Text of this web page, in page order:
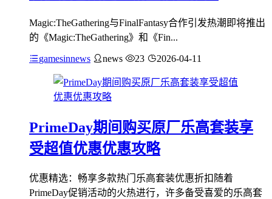
Magic:TheGathering与FinalFantasy合作引发热潮即将推出
的《Magic:TheGathering》和《Fin...
gamesinnews news 23 2026-04-11
PrimeDay期间购买原厂乐高套装享
受超值优惠优惠攻略
优惠精选：畅享多款热门乐高套装优惠折扣随着
PrimeDay促销活动的火热进行，许多备受喜爱的乐高套